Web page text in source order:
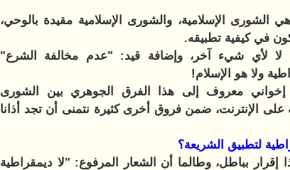
الإسلامية، والشورى الإسلامية مقيدة بالوحي،
في كيفية تطبيقه.
لا لأي شيء آخر، وإضافة قيد: "عدم مخالفة الشرع"
ولا هو الإسلام!
معروف إلى هذا الفرق الجوهري بين الشورى
الإنترنت، ضمن فروق أخرى كثيرة نتمنى أن تجد أذانا
لتطبيق الشريعة؟
إقرار بباطل، وطالما أن الشعار المرفوع: "لا ديمقراطية